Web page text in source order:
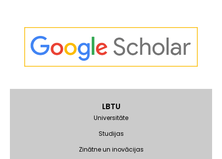
LBTU
Universitāte
Studijas
Zinātne un inovācijas